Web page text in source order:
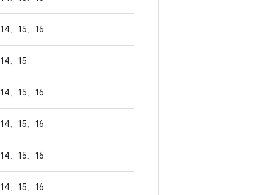
14、15、16
14、15
14、15、16
14、15、16
14、15、16
14、15、16